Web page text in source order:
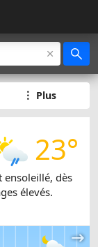
Plus
23°
ensoleillé, dès
élevés.